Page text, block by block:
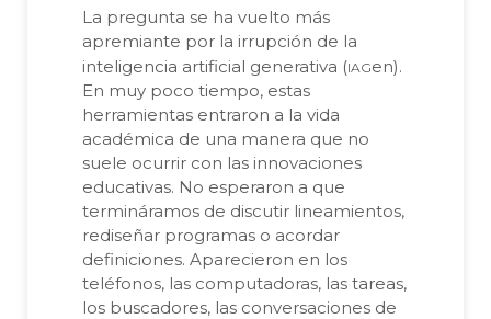
La pregunta se ha vuelto más
apremiante por la irrupción de la
inteligencia artificial generativa (iagen).
En muy poco tiempo, estas
herramientas entraron a la vida
académica de una manera que no
suele ocurrir con las innovaciones
educativas. No esperaron a que
termináramos de discutir lineamientos,
rediseñar programas o acordar
definiciones. Aparecieron en los
teléfonos, las computadoras, las tareas,
los buscadores, las conversaciones de